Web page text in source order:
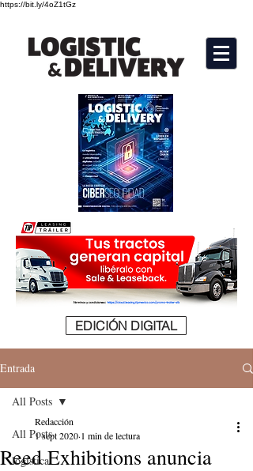
https://bit.ly/4oZ1tGz
EDICIÓN DIGITAL
Entrada
All Posts
logistica
All Posts
Reed Exhibitions anuncia
Redacción
1 sept 2020 1 min de lectura